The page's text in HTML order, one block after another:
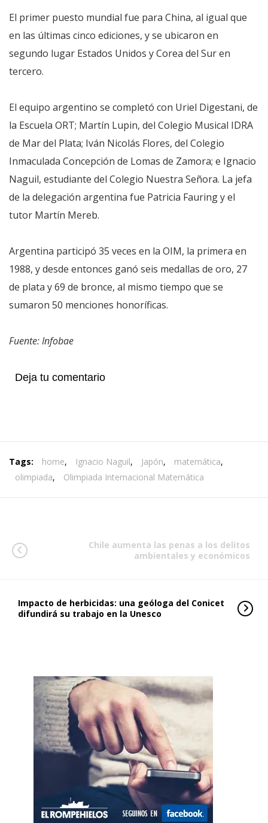
El primer puesto mundial fue para China, al igual que
en las últimas cinco ediciones, y se ubicaron en
segundo lugar Estados Unidos y Corea del Sur en
tercero.
El equipo argentino se completó con Uriel Digestani, de
la Escuela ORT; Martín Lupin, del Colegio Musical IDRA
de Mar del Plata; Iván Nicolás Flores, del Colegio
Inmaculada Concepción de Lomas de Zamora; e Ignacio
Naguil, estudiante del Colegio Nuestra Señora. La jefa
de la delegación argentina fue Patricia Fauring y el
tutor Martín Mereb.
Argentina participó 35 veces en la OIM, la primera en
1988, y desde entonces ganó seis medallas de oro, 27
de plata y 69 de bronce, al mismo tiempo que se
sumaron 50 menciones honoríficas.
Fuente: Infobae
Deja tu comentario
Tags: home, Ignacio Naguil, Japón, matemática,
olimpiada, Olimpiada Internacional Matemática
Chile aumenta las penas a los delitos
ambientales y económicos
Impacto de herbicidas: una geóloga del Conicet
difundirá su trabajo en la Unesco